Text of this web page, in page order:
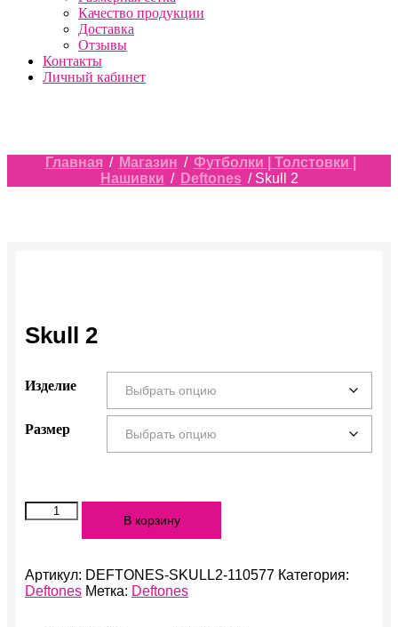
Качество продукции
Доставка
Отзывы
Контакты
Личный кабинет
Главная / Магазин / Футболки | Толстовки |
Нашивки / Deftones / Skull 2
Skull 2
Изделие
Размер
Количество
Skull
В корзину
Артикул: DEFTONES-SKULL2-110577 Категория:
Deftones Метка: Deftones